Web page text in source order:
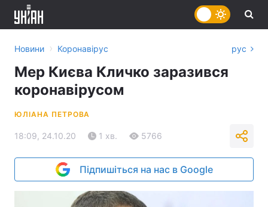
Новини › Коронавірус рус
Мер Києва Кличко заразився
коронавірусом
ЮЛІАНА ПЕТРОВА
18:09, 24.10.20 1 хв. 5766
Підпишіться на нас в Google